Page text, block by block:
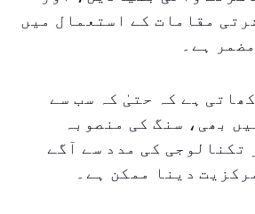
مقامات کے استعمال میں
ہے۔
ہے کہ حتیٰ کہ سب سے
بھی، سنگ کی منصوبہ
تکنالوجی کی مدد سے آگے
دینا ممکن ہے۔